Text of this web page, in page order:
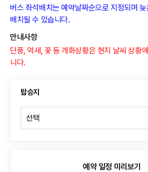
버스 좌석배치는 예약날짜순으로 지정되며
배치될 수 있습니다.
안내사항
단풍, 억새, 꽃 등 개화상황은 현지 날씨 상황
니다.
탑승지
예약 일정 미리보기